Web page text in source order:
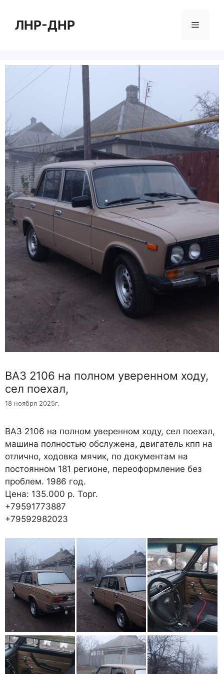
содержимому
ЛНР-ДНР Меню
ВАЗ 2106 на полном уверенном ходу,
сел поехал,
18 ноября 2025г.
ВАЗ 2106 на полном уверенном ходу, сел поехал,
машина полностью обслужена, двигатель кпп на
отлично, ходовка мячик, по документам на
постоянном 181 регионе, переоформление без
проблем. 1986 год.
Цена: 135.000 р. Торг.
+79591773887
+79592982023